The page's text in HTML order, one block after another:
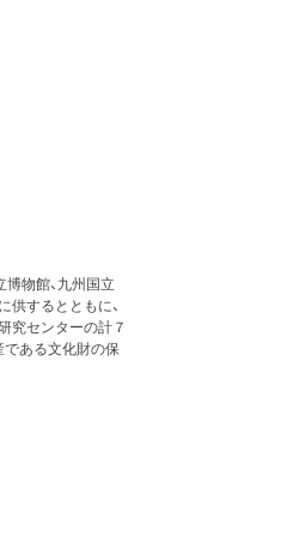
博物館、九州国立
供するとともに、
究センターの計７
である文化財の保